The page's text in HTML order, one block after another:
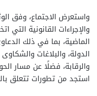
واستعرض الاجتماع، وفق
والإجراءات القانونية التي
الماضية، بما في ذلك
الدولة، والبلاغات
والرقابة، فضلًا عن مسار
استجد من تطورات تتعلق